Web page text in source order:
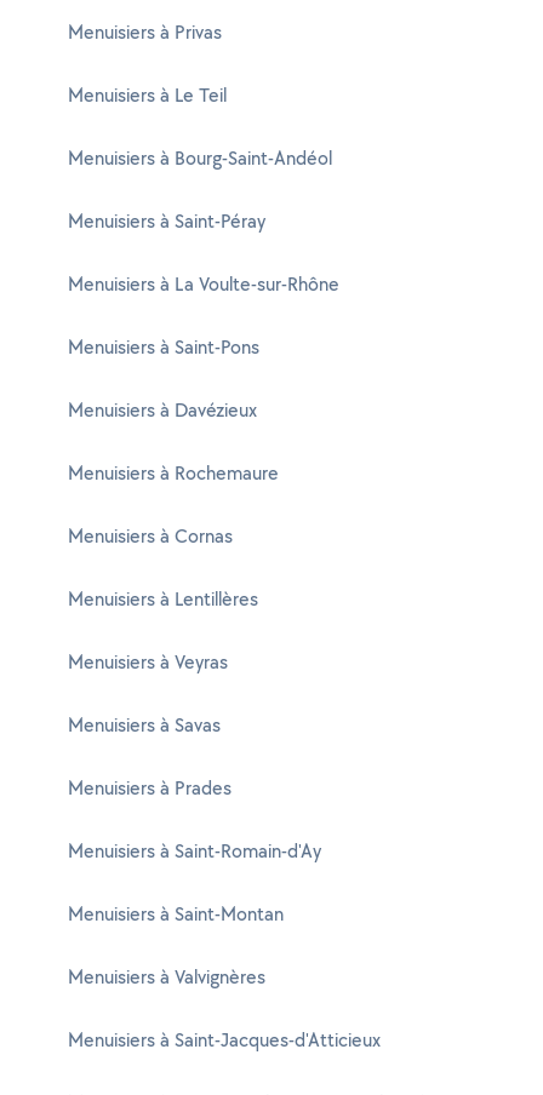
Menuisiers à Privas
Menuisiers à Le Teil
Menuisiers à Bourg-Saint-Andéol
Menuisiers à Saint-Péray
Menuisiers à La Voulte-sur-Rhône
Menuisiers à Saint-Pons
Menuisiers à Davézieux
Menuisiers à Rochemaure
Menuisiers à Cornas
Menuisiers à Lentillères
Menuisiers à Veyras
Menuisiers à Savas
Menuisiers à Prades
Menuisiers à Saint-Romain-d'Ay
Menuisiers à Saint-Montan
Menuisiers à Valvignères
Menuisiers à Saint-Jacques-d'Atticieux